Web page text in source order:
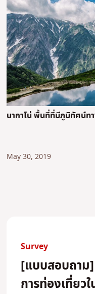
นากาโน่ พื้นที่ที่มีภูมิทัศน์ท
May 30, 2019
Survey
[แบบสอบถาม
การท่องเที่ยว